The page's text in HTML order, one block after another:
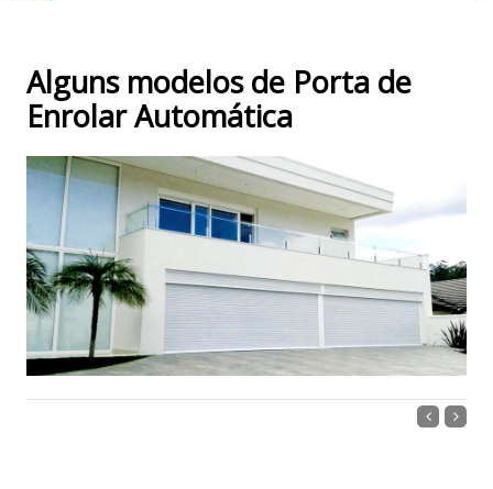
Alguns modelos de Porta de
Enrolar Automática